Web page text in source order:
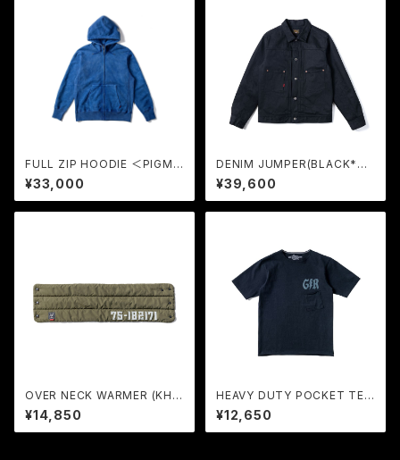
FULL ZIP HOODIE ＜PIGME
NT-DYEING＞ (BULE) / GER
UGA
¥33,000
DENIM JUMPER(BLACK*BL
ACK) / GERUGA
¥39,600
OVER NECK WARMER (KHA
KI GREEN) / GERUGA
¥14,850
HEAVY DUTY POCKET TEE
< PRODUCT DYEING > (BL
ACK) / GERUGA
¥12,650